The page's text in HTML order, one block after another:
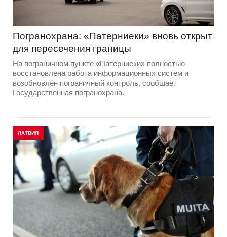
Погранохрана: «Патерниеки» вновь открыт
для пересечения границы
На пограничном пункте «Патерниеки» полностью
восстановлена работа информационных систем и
возобновлён пограничный контроль, сообщает
Государственная погранохрана.
ЛАТВИЯ